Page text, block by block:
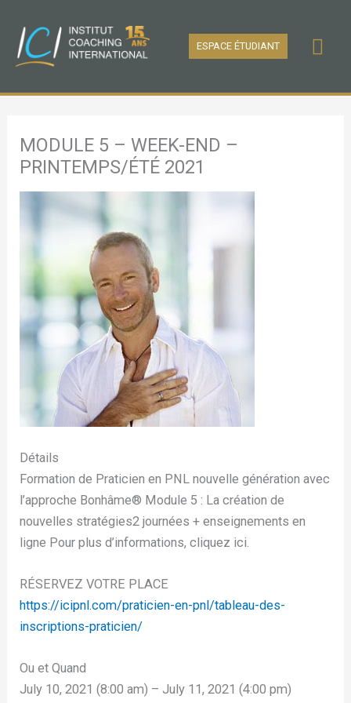
contenu
ESPACE ÉTUDIANT
MODULE 5 – WEEK-END –
PRINTEMPS/ÉTÉ 2021
Détails
Formation de Praticien en PNL nouvelle génération avec
l’approche Bonhâme®️ Module 5 : La création de
nouvelles stratégies2 journées + enseignements en
ligne Pour plus d’informations, cliquez ici.
RÉSERVEZ VOTRE PLACE
https://icipnl.com/praticien-en-pnl/tableau-des-
inscriptions-praticien/
Ou et Quand
July 10, 2021 (8:00 am) – July 11, 2021 (4:00 pm)